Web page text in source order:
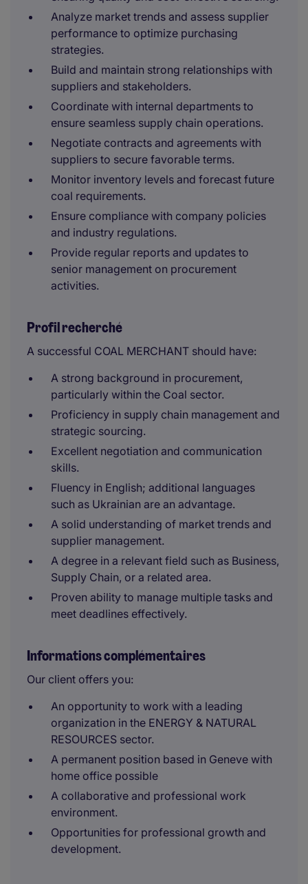
Analyze market trends and assess supplier
performance to optimize purchasing
strategies.
Build and maintain strong relationships with
suppliers and stakeholders.
Coordinate with internal departments to
ensure seamless supply chain operations.
Negotiate contracts and agreements with
suppliers to secure favorable terms.
Monitor inventory levels and forecast future
coal requirements.
Ensure compliance with company policies
and industry regulations.
Provide regular reports and updates to
senior management on procurement
activities.
Profil recherché
A successful COAL MERCHANT should have:
A strong background in procurement,
particularly within the Coal sector.
Proficiency in supply chain management and
strategic sourcing.
Excellent negotiation and communication
skills.
Fluency in English; additional languages
such as Ukrainian are an advantage.
A solid understanding of market trends and
supplier management.
A degree in a relevant field such as Business,
Supply Chain, or a related area.
Proven ability to manage multiple tasks and
meet deadlines effectively.
Informations complémentaires
Our client offers you:
An opportunity to work with a leading
organization in the ENERGY & NATURAL
RESOURCES sector.
A permanent position based in Geneve with
home office possible
A collaborative and professional work
environment.
Opportunities for professional growth and
development.